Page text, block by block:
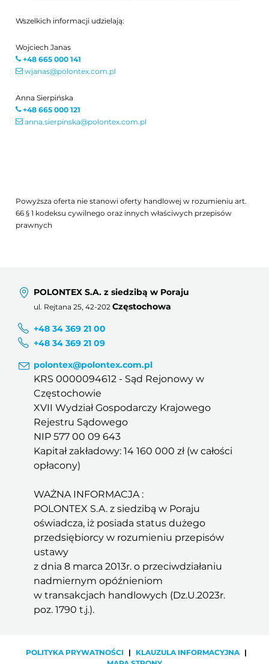
Wszelkich informacji udzielają:
Wojciech Janas
+48 665 000 141
wjanas@polontex.com.pl
Anna Sierpińska
+48 665 000 121
anna.sierpinska@polontex.com.pl
Powyższa oferta nie stanowi oferty handlowej w rozumieniu art.
66 § 1 kodeksu cywilnego oraz innych właściwych przepisów
prawnych
POLONTEX S.A. z siedzibą w Poraju
ul. Rejtana 25, 42-202 Częstochowa
+48 34 369 21 00
+48 34 369 21 09
polontex@polontex.com.pl
KRS 0000094612 - Sąd Rejonowy w
Częstochowie
XVII Wydział Gospodarczy Krajowego
Rejestru Sądowego
NIP 577 00 09 643
Kapitał zakładowy: 14 160 000 zł (w całości
opłacony)
WAŻNA INFORMACJA :
POLONTEX S.A. z siedzibą w Poraju
oświadcza, iż posiada status dużego
przedsiębiorcy w rozumieniu przepisów
ustawy
z dnia 8 marca 2013r. o przeciwdziałaniu
nadmiernym opóźnieniom
w transakcjach handlowych (Dz.U.2023r.
poz. 1790 t.j.).
POLITYKA PRYWATNOŚCI | KLAUZULA INFORMACYJNA |